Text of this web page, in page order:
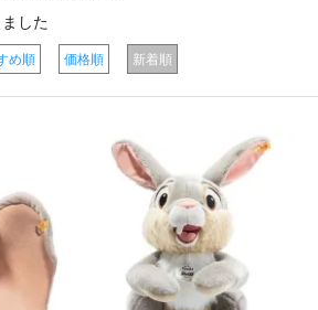
した
め順 価格順 新着順